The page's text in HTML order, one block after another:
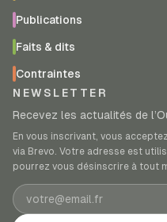
Publications
Faits & dits
Contraintes
NEWSLETTER
Recevez les actualités de
En vous inscrivant, vous
via Brevo. Votre adresse est
pourrez vous désinscrire à tout
Adresse e-mail